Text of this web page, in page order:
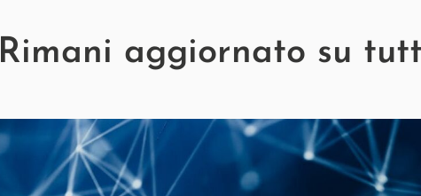
Rimani aggiornato su